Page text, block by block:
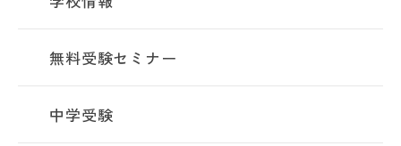
無料受験セミナー
中学受験